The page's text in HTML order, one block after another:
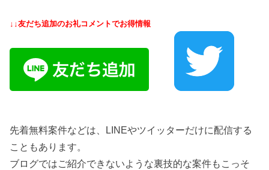
↓↓友だち追加のお礼コメントでお得情報
先着無料案件などは、LINEやツイッターだけに配信する
こともあります。
ブログではご紹介できないような裏技的な案件もこっそ